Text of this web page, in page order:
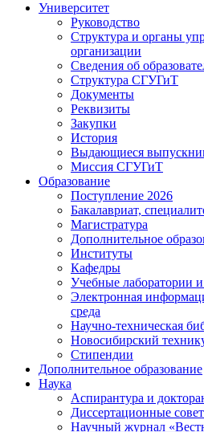
Университет
Руководство
Структура и органы
организации
Сведения об
Структура СГУГиТ
Документы
Реквизиты
Закупки
История
Выдающиеся
Миссия СГУГиТ
Образование
Поступление 2026
Бакалавриат,
Магистратура
Дополнительное
Институты
Кафедры
Учебные лаборатории
Электронная
среда
Научно-техническая
Новосибирский
Стипендии
Дополнительное образование
Наука
Аспирантура и
Диссертационные
Научный журнал